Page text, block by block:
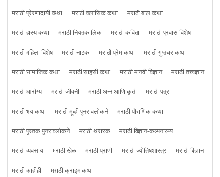
मराठी प्रेरणादायी कथा
मराठी क्लासिक कथा
मराठी बाल कथा
मराठी हास्य कथा
मराठी नियतकालिक मराठी कविता
मराठी प्रवास विशेष
मराठी महिला विशेष
मराठी नाटक मराठी प्रेम कथा
मराठी गुप्तचर कथा
मराठी सामाजिक कथा
मराठी साहसी कथा मराठी मानवी विज्ञान
मराठी तत्त्वज्ञान
मराठी आरोग्य
मराठी जीवनी मराठी अन्न आणि कृती
मराठी पत्र
मराठी भय कथा
मराठी मूव्ही पुनरावलोकने
मराठी पौराणिक कथा
मराठी पुस्तक पुनरावलोकने
मराठी थरारक
मराठी विज्ञान-कल्पनारम्य
मराठी व्यवसाय
मराठी खेळ मराठी प्राणी मराठी ज्योतिषशास्त्र
मराठी विज्ञान
मराठी काहीही
मराठी क्राइम कथा